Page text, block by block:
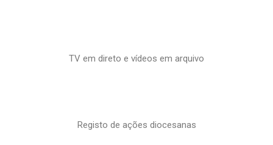
TV em direto e vídeos em arquivo
Registo de ações diocesanas